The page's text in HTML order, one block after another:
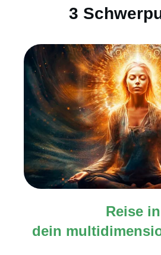
3
Reise in
dein